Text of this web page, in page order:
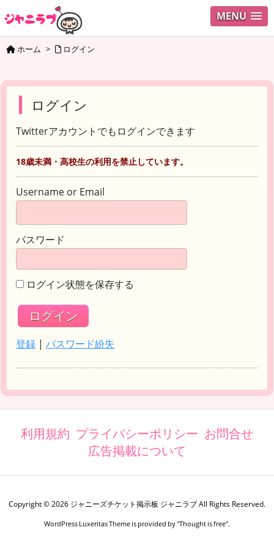
MENU
ホーム > ログイン
ログイン
Twitterアカウントでもログインできます
18歳未満・高校生の利用を禁止しています。
Username or Email
パスワード
ログイン状態を保存する
登録 | パスワード紛失
利用規約 プライバシーポリシー お問合せ
広告掲載について
Copyright ©2026 ジャニーズチケット掲示板 ジャニラブAll Rights Reserved.
WordPress Luxeritas Theme is provided by "Thought is free".